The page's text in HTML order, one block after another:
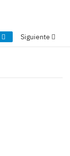
Siguiente